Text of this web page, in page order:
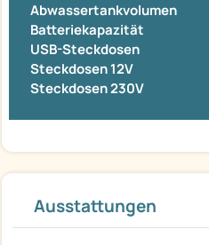
Abwassertankvolumen
Batteriekapazität
USB-Steckdosen
Steckdosen 12V
Steckdosen 230V
Ausstattungen